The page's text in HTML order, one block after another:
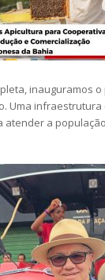
inauguramos
Uma
a